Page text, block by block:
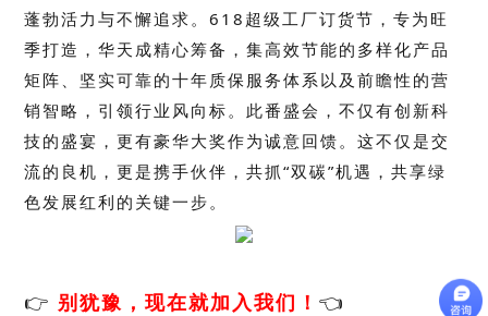
蓬勃活力与不懈追求。618超级工厂订货节，专为旺
季打造，华天成精心筹备，集高效节能的多样化产品
矩阵、坚实可靠的十年质保服务体系以及前瞻性的营
销智略，引领行业风向标。此番盛会，不仅有创新科
技的盛宴，更有豪华大奖作为诚意回馈。这不仅是交
流的良机，更是携手伙伴，共抓“双碳”机遇，共享绿
色发展红利的关键一步。
👉 别犹豫，现在就加入我们！👈